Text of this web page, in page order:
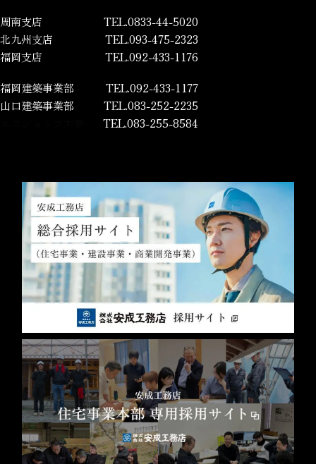
周南支店
TEL.0833-44-5020
北九州支店
TEL.093-475-2323
福岡支店
TEL.092-433-1176
福岡建築事業部
TEL.092-433-1177
山口建築事業部
TEL.083-252-2235
TEL.083-255-8584